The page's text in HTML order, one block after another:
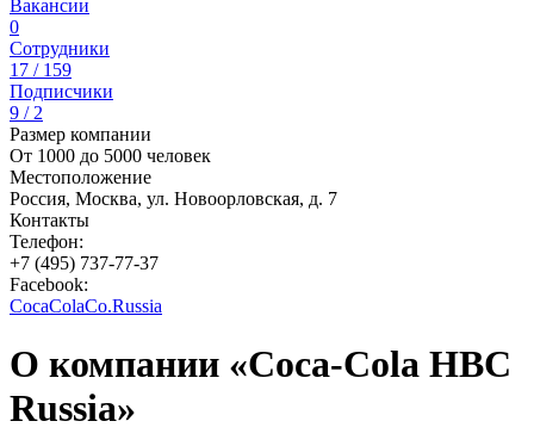
Вакансии
0
Сотрудники
17 / 159
Подписчики
9 / 2
Размер компании
От 1000 до 5000 человек
Местоположение
Россия, Москва, ул. Новоорловская, д. 7
Контакты
Телефон:
+7 (495) 737-77-37
Facebook:
CocaColaCo.Russia
О компании «Coca-Cola HBC
Russia»